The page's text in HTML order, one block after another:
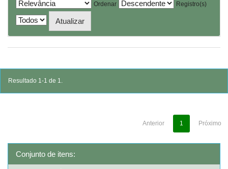
Ordenar
Registro(s)
Resultado 1-1 de 1.
Anterior 1 Próximo
Conjunto de itens: